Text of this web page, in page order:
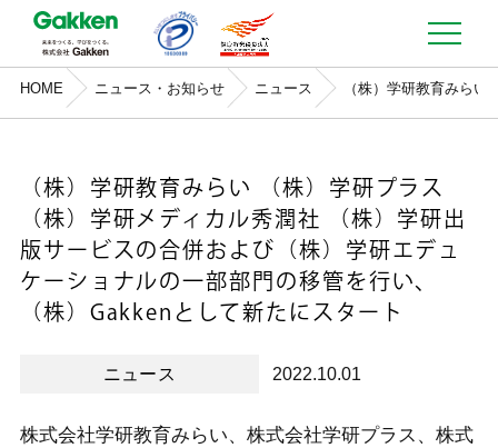
HOME ニュース・お知らせ ニュース （株）学研教育みら
（株）学研教育みらい （株）学研プラス
（株）学研メディカル秀潤社 （株）学研出
版サービスの合併および（株）学研エデュ
ケーショナルの一部部門の移管を行い、
（株）Gakkenとして新たにスタート
ニュース 2022.10.01
株式会社学研教育みらい、株式会社学研プラス、株式